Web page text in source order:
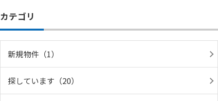
カテゴリ
新規物件（1）
探しています（20）